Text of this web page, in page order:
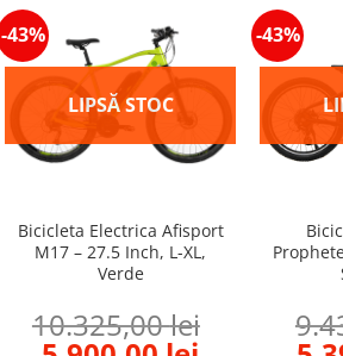
-43%
Bicicleta Electrica Afisport
M17 – 27.5 Inch, L-XL,
Verde
10.325,00lei
-43%